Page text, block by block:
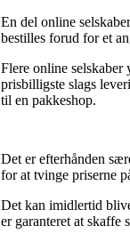
En del online
bestilles forud for et
Flere online selskaber
prisbilligste slags
til en pakkeshop.
Det er efterhånden
for at tvinge priserne
Det kan imidlertid
er garanteret at skaffe